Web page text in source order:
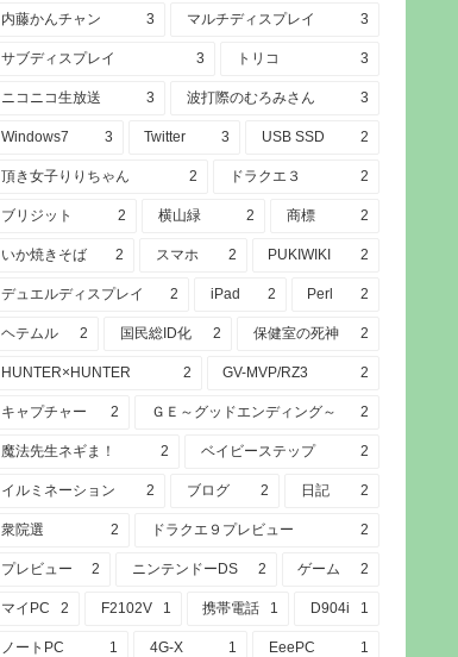
内藤かんチャン 3 マルチディスプレイ 3
サブディスプレイ 3 トリコ 3
ニコニコ生放送 3 波打際のむろみさん 3
Windows7 3 Twitter 3 USB SSD 2
頂き女子りりちゃん 2 ドラクエ３ 2
ブリジット 2 横山緑 2 商標 2
いか焼きそば 2 スマホ 2 PUKIWIKI 2
デュエルディスプレイ 2 iPad 2 Perl 2
ヘテムル 2 国民総ID化 2 保健室の死神 2
HUNTER×HUNTER 2 GV-MVP/RZ3 2
キャプチャー 2 ＧＥ～グッドエンディング～ 2
魔法先生ネギま！ 2 ベイビーステップ 2
イルミネーション 2 ブログ 2 日記 2
衆院選 2 ドラクエ９プレビュー 2
プレビュー 2 ニンテンドーDS 2 ゲーム 2
マイPC 2 F2102V 1 携帯電話 1 D904i 1
ノートPC 1 4G-X 1 EeePC 1